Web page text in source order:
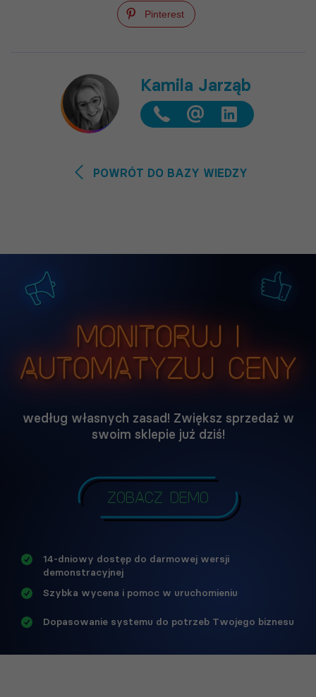
Pinterest
Kamila Jarząb
@
POWRÓT DO BAZY WIEDZY
Monitoruj i
automatyzuj ceny
według własnych zasad! Zwiększ sprzedaż w
swoim sklepie już dziś!
Zobacz demo
14-dniowy dostęp do darmowej wersji
demonstracyjnej
Szybka wycena i pomoc w uruchomieniu
Dopasowanie systemu do potrzeb Twojego biznesu